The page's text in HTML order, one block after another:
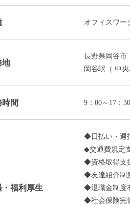
オフィスワー
地
長野県岡谷市
岡谷駅（ 中
間 9：00～17：30
・福利厚生
◆日払い・週
◆交通費規定
◆資格取得支
◆友達紹介制
◆退職金制度
◆社会保険完